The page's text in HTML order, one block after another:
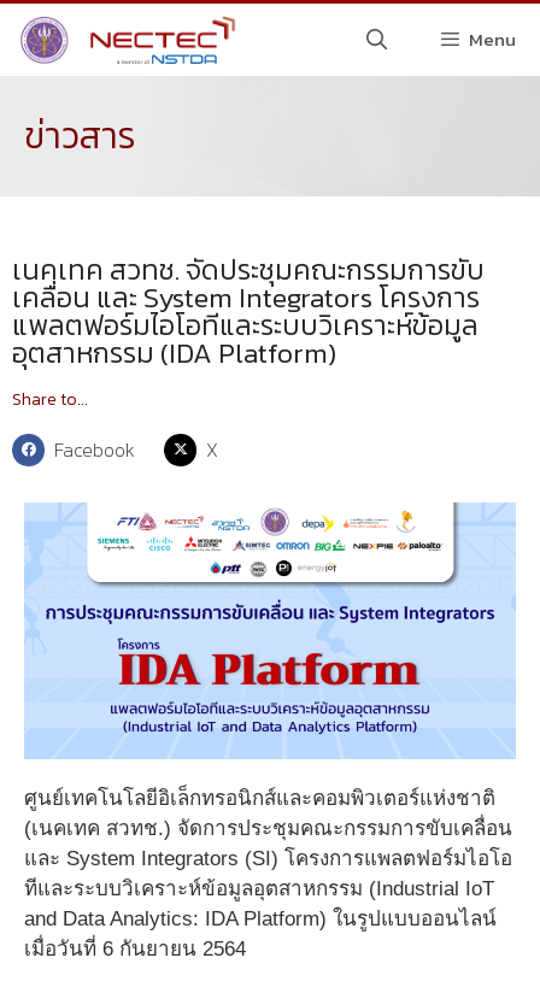
Menu
ข่าวสาร
เนคเทค สวทช. จัดประชุมคณะกรรมการขับ
เคลื่อน และ System Integrators โครงการ
แพลตฟอร์มไอโอทีและระบบวิเคราะห์ข้อมูล
อุตสาหกรรม (IDA Platform)
Share to...
Facebook X
ศูนย์เทคโนโลยีอิเล็กทรอนิกส์และคอมพิวเตอร์แห่งชาติ
(เนคเทค สวทช.) จัดการประชุมคณะกรรมการขับเคลื่อน
และ System Integrators (SI) โครงการแพลตฟอร์มไอโอ
ทีและระบบวิเคราะห์ข้อมูลอุตสาหกรรม (Industrial IoT
and Data Analytics: IDA Platform) ในรูปแบบออนไลน์
เมื่อวันที่ 6 กันยายน 2564